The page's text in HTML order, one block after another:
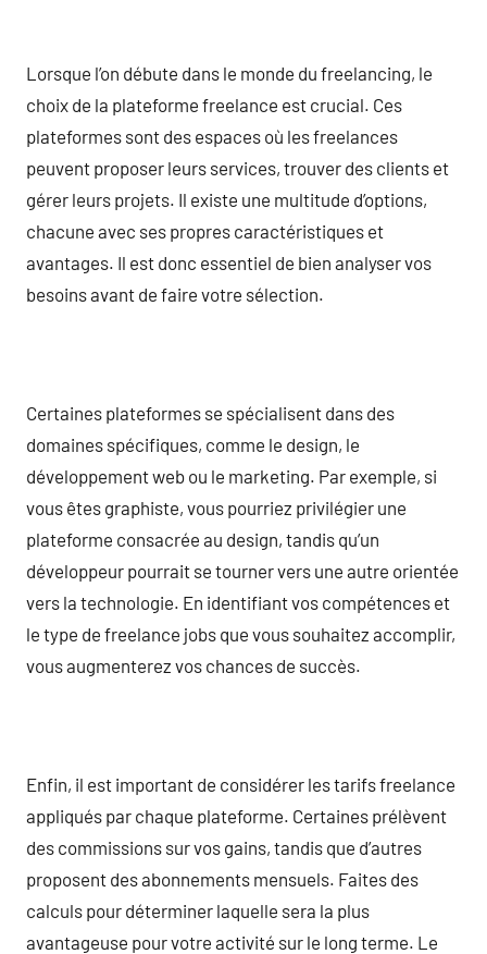
Lorsque l’on débute dans le monde du freelancing, le
choix de la plateforme freelance est crucial. Ces
plateformes sont des espaces où les freelances
peuvent proposer leurs services, trouver des clients et
gérer leurs projets. Il existe une multitude d’options,
chacune avec ses propres caractéristiques et
avantages. Il est donc essentiel de bien analyser vos
besoins avant de faire votre sélection.
Certaines plateformes se spécialisent dans des
domaines spécifiques, comme le design, le
développement web ou le marketing. Par exemple, si
vous êtes graphiste, vous pourriez privilégier une
plateforme consacrée au design, tandis qu’un
développeur pourrait se tourner vers une autre orientée
vers la technologie. En identifiant vos compétences et
le type de freelance jobs que vous souhaitez accomplir,
vous augmenterez vos chances de succès.
Enfin, il est important de considérer les tarifs freelance
appliqués par chaque plateforme. Certaines prélèvent
des commissions sur vos gains, tandis que d’autres
proposent des abonnements mensuels. Faites des
calculs pour déterminer laquelle sera la plus
avantageuse pour votre activité sur le long terme. Le